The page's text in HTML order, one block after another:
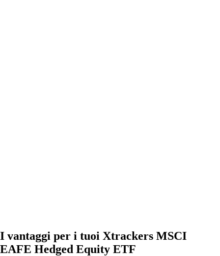
I vantaggi per i tuoi Xtrackers MSCI
EAFE Hedged Equity ETF